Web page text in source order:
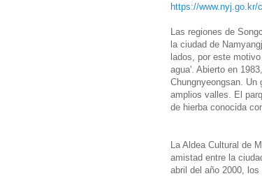
https://www.nyj.go.kr/
Las regiones de
la ciudad de
lados, por este
agua'. Abierto en
Chungnyeongsan. Un
amplios valles. El
de hierba conocida
La Aldea Cultural de
amistad entre la
abril del año 2000,